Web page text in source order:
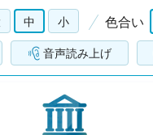
中 小 色合い
音声読み上げ